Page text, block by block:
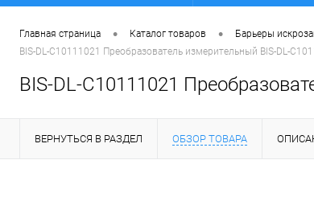
Главная страница • Каталог товаров • Барьеры
BIS-DL-C10111021 Преобразователь измерительный BIS-DL-
BIS-DL-C10111021
ВЕРНУТЬСЯ В РАЗДЕЛ ОБЗОР ТОВАРА